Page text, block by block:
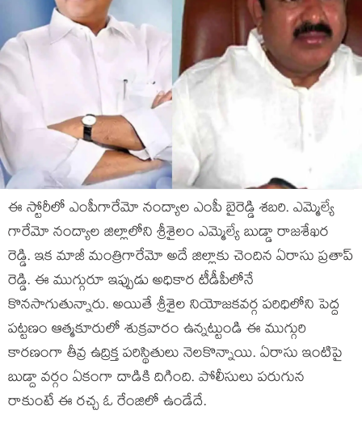
ఈ స్టోరీలో ఎంపీగారేమో నంద్యాల ఎంపీ బైరెడ్డి శబరి. ఎమ్మెల్యే
గారేమో నంద్యాల జిల్లాలోని శ్రీశైలం ఎమ్మెల్యే బుడ్డా రాజశేఖర
రెడ్డి. ఇక మాజీ మంత్రిగారేమో అదే జిల్లాకు చెందిన ఏరాసు ప్రతాప్
రెడ్డి. ఈ ముగ్గురూ ఇప్పుడు అధికార టీడీపీలోనే
కొనసాగుతున్నారు. అయితే శ్రీశైల నియోజకవర్గ పరిధిలోని పెద్ద
పట్టణం ఆత్మకూరులో శుక్రవారం ఉన్నట్టుండి ఈ ముగ్గురి
కారణంగా తీవ్ర ఉద్రిక్త పరిస్థితులు నెలకొన్నాయి. ఏరాసు ఇంటిపై
బుడ్దా వర్గం ఏకంగా దాడికి దిగింది. పోలీసులు పరుగున
రాకుంటే ఈ రచ్చ ఓ రేంజిలో ఉండేదే.